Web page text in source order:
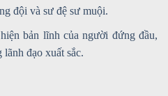
đội và sư đệ sư muội.
bản lĩnh của người đứng đầu,
đạo xuất sắc.